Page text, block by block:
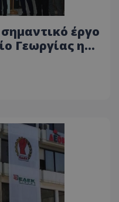
έργο
Γεωργίας η